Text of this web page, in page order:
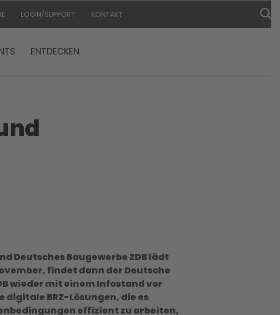
LOGIN/SUPPORT KONTAKT
ENTDECKEN
Deutsches Baugewerbe ZDB lädt
findet dann der Deutsche
wieder mit einem Infostand vor
digitale BRZ-Lösungen, die es
effizient zu arbeiten,